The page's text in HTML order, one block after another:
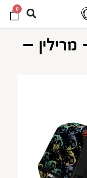
0
מרילין –